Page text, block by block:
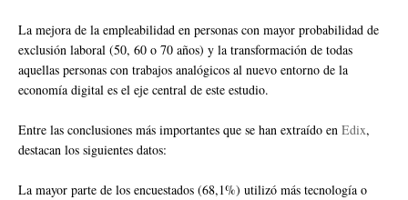
La mejora de la empleabilidad en personas con mayor probabilidad de
exclusión laboral (50, 60 o 70 años) y la transformación de todas
aquellas personas con trabajos analógicos al nuevo entorno de la
economía digital es el eje central de este estudio.
Entre las conclusiones más importantes que se han extraído en Edix,
destacan los siguientes datos:
La mayor parte de los encuestados (68,1%) utilizó más tecnología o